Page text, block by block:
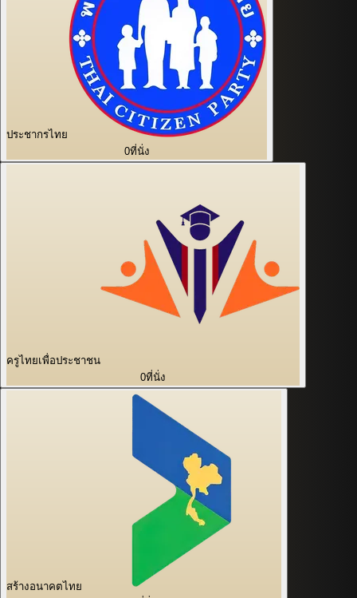
ประชากรไทย
0ที่นั่ง
ครูไทยเพื่อประชาชน
0ที่นั่ง
สร้างอนาคตไทย